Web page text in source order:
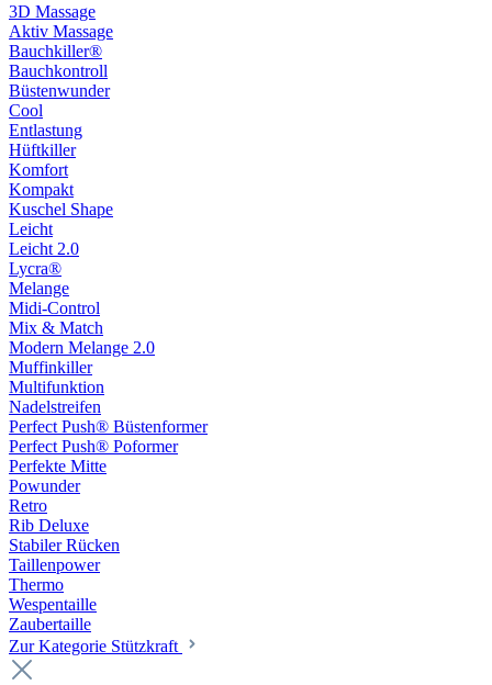
3D Massage
Aktiv Massage
Bauchkiller®
Bauchkontroll
Büstenwunder
Cool
Entlastung
Hüftkiller
Komfort
Kompakt
Kuschel Shape
Leicht
Leicht 2.0
Lycra®
Melange
Midi-Control
Mix & Match
Modern Melange 2.0
Muffinkiller
Multifunktion
Nadelstreifen
Perfect Push® Büstenformer
Perfect Push® Poformer
Perfekte Mitte
Powunder
Retro
Rib Deluxe
Stabiler Rücken
Taillenpower
Thermo
Wespentaille
Zaubertaille
Zur Kategorie Stützkraft